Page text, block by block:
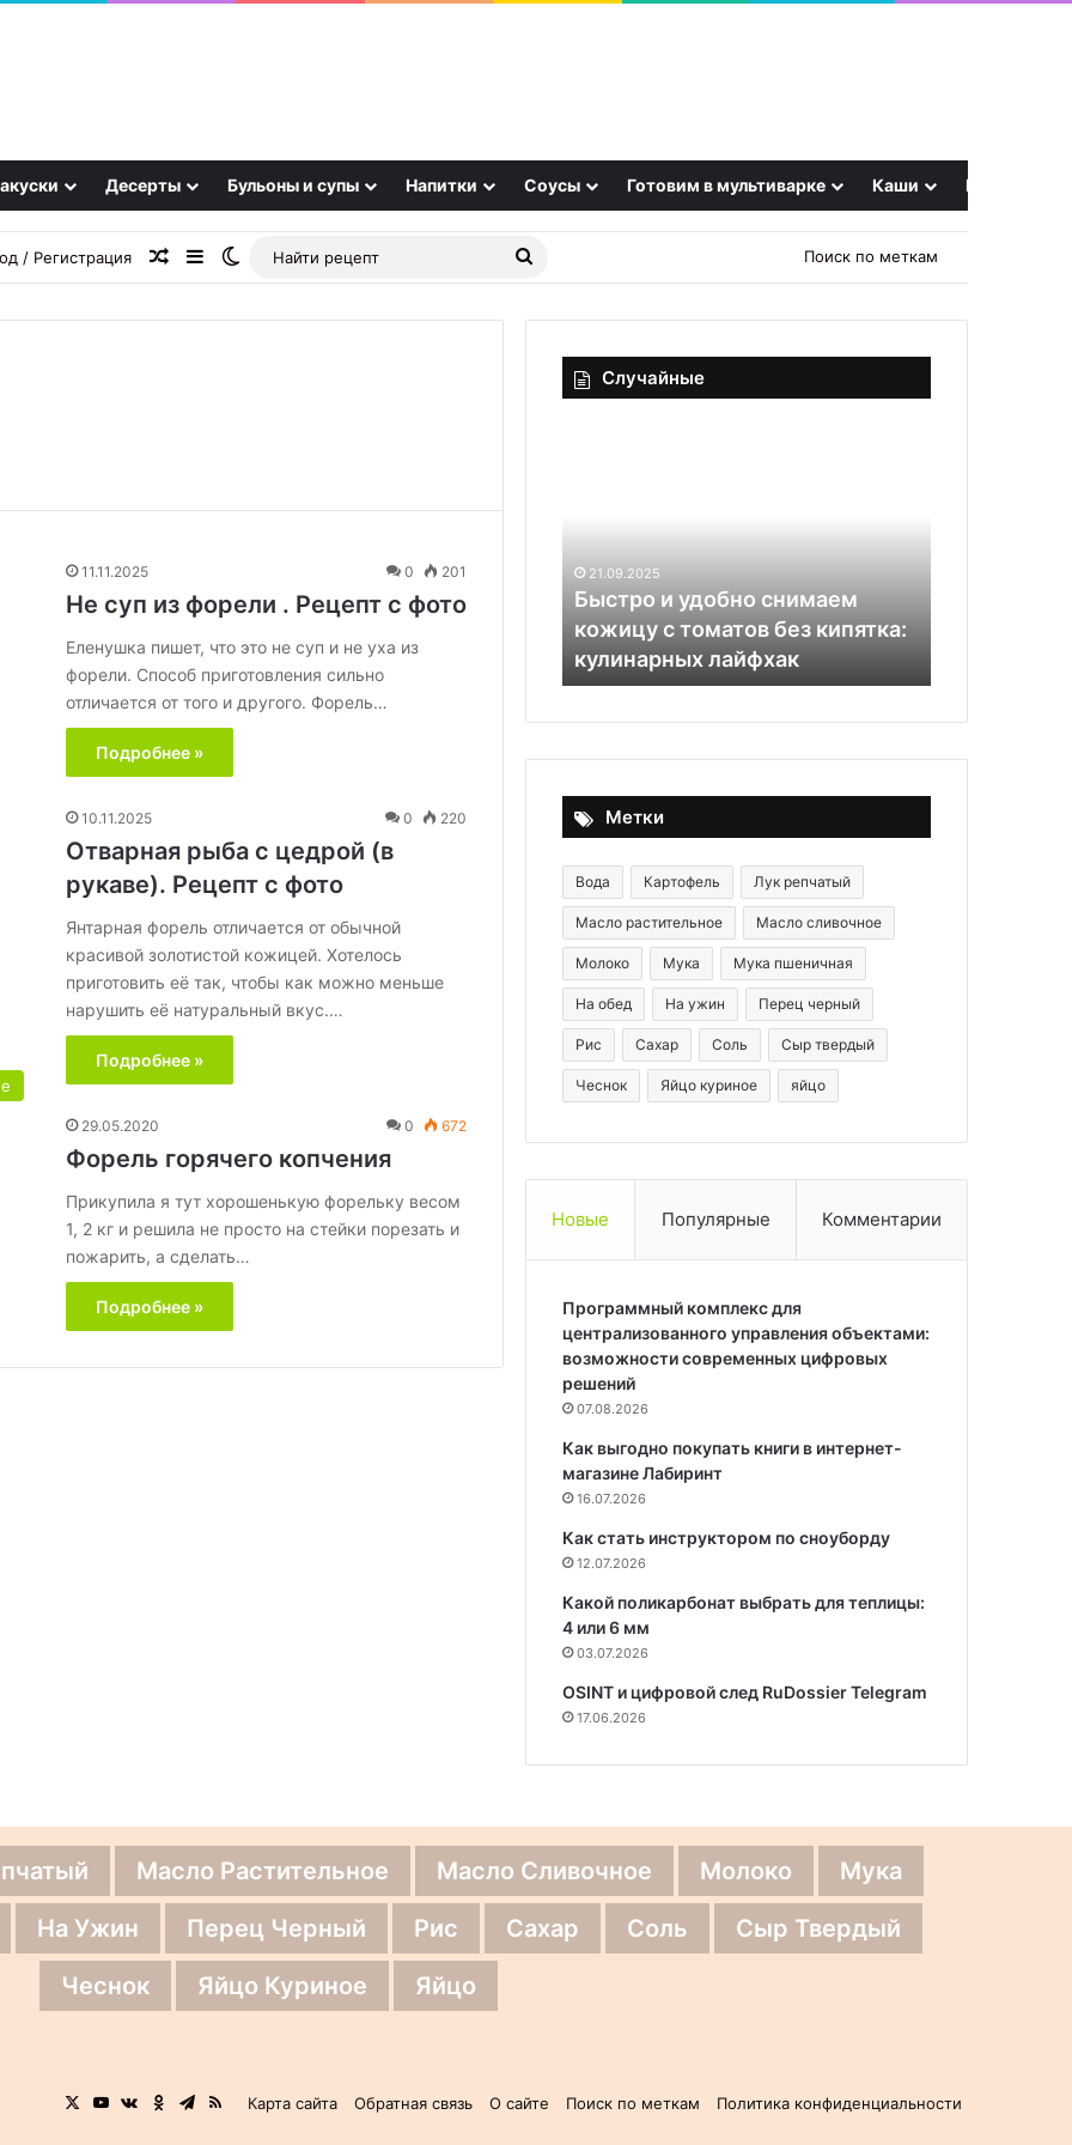
Десерты Бульоны и супы Напитки Соусы Готовим в мультиварке Каши Еще
/ Регистрация Случайная статья
SidebarSwitch skin
Найти
Поиск по меткам
11.11.2025 0 201
Не суп из форели . Рецепт с фото
Еленушка пишет, что это не суп и не уха из
форели. Способ приготовления сильно
отличается от того и другого. Форель…
Подробнее »
10.11.2025 0 220
Отварная рыба с цедрой (в
рукаве). Рецепт с фото
Янтарная форель отличается от обычной
красивой золотистой кожицей. Хотелось
приготовить её так, чтобы как можно меньше
нарушить её натуральный вкус.…
Подробнее »
29.05.2020 0 672
Форель горячего копчения
Прикупила я тут хорошенькую форельку весом
1, 2 кг и решила не просто на стейки порезать и
пожарить, а сделать…
Подробнее »
Случайные
с гарниром:
вкусного
Хинкали
томатов
без
кипятка:
кулинарных
лайфхак
21.09.2025
Быстро и удобно снимаем
кожицу с томатов без кипятка:
кулинарных лайфхак
Метки
Вода Картофель Лук репчатый
Масло растительное Масло сливочное
Молоко Мука Мука пшеничная
На обед На ужин Перец черный
Рис Сахар Соль Сыр твердый
Чеснок Яйцо куриное яйцо
Новые Популярные Комментарии
Программный комплекс для
централизованного управления объектами:
возможности современных цифровых
решений
07.08.2026
Как выгодно покупать книги в интернет-
магазине Лабиринт
16.07.2026
Как стать инструктором по сноуборду
12.07.2026
Какой поликарбонат выбрать для теплицы:
4 или 6 мм
03.07.2026
OSINT и цифровой след RuDossier Telegram
17.06.2026
Масло Растительное Масло Сливочное Молоко
Мука
На Ужин Перец Черный Рис Сахар Соль
Сыр Твердый
Чеснок
Яйцо Куриное Яйцо
Карта сайта Обратная связь О сайте Поиск по меткам Политика конфиденциальности
X YouTubevk.comОдноклассники
Telegram
RSS